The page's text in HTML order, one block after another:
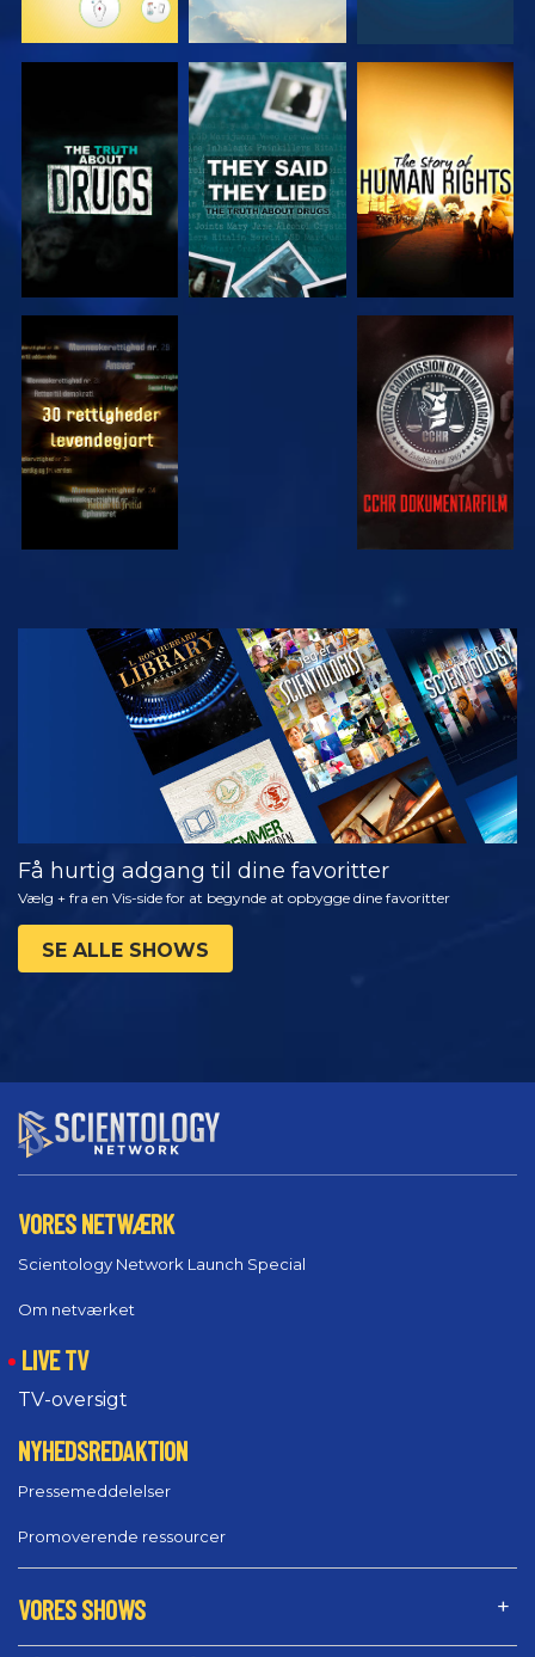
SE SE
SE SE
SE
UDFORSK
SERIEN
Få hurtig adgang til dine favoritter
Vælg + fra en Vis-side for at begynde at opbygge dine favoritter
SE ALLE SHOWS
VORES NETWÆRK
Scientology Network Launch Special
Om netværket
LIVE TV
TV-oversigt
NYHEDSREDAKTION
Pressemeddelelser
Promoverende ressourcer
VORES SHOWS